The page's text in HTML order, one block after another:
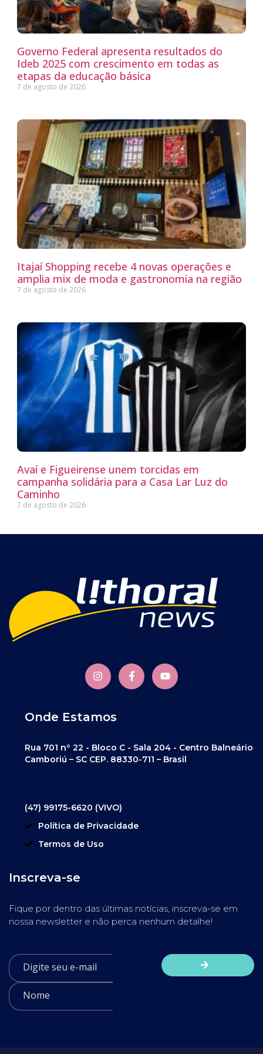
Governo Federal apresenta resultados do
Ideb 2025 com crescimento em todas as
etapas da educação básica
7 de agosto de 2026
Itajaí Shopping recebe 4 novas operações e
amplia mix de moda e gastronomia na região
7 de agosto de 2026
Avaí e Figueirense unem torcidas em
campanha solidária para a Casa Lar Luz do
Caminho
7 de agosto de 2026
Onde Estamos
Rua 701 nº 22 - Bloco C - Sala 204 - Centro Balneário
Camboriú – SC CEP. 88330-711 – Brasil
(47) 99175-6620 (VIVO)
Política de Privacidade
Termos de Uso
Inscreva-se
Fique por dentro das últimas notícias, inscreva-se em
nossa newsletter e não perca nenhum detalhe!